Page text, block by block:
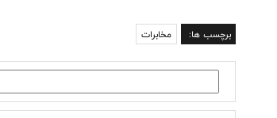
برچسب ها: مخابرات